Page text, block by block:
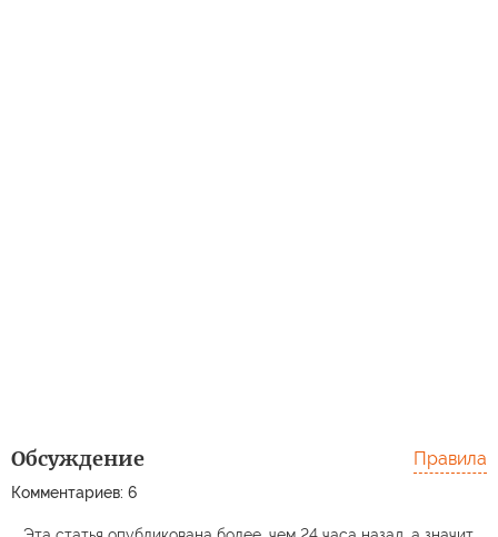
Обсуждение
Комментариев: 6
Правила